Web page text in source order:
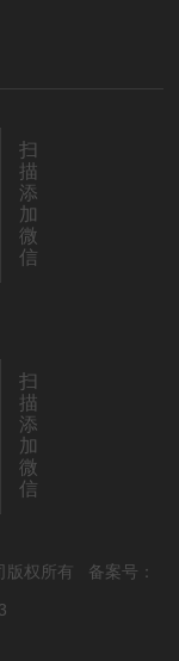
扫
描
添
加
微
信
扫
描
添
加
微
信
版权所有 备案号：